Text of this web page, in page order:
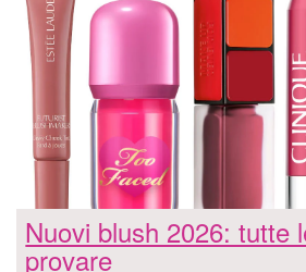
Nuovi blush 2026: tutte
provare